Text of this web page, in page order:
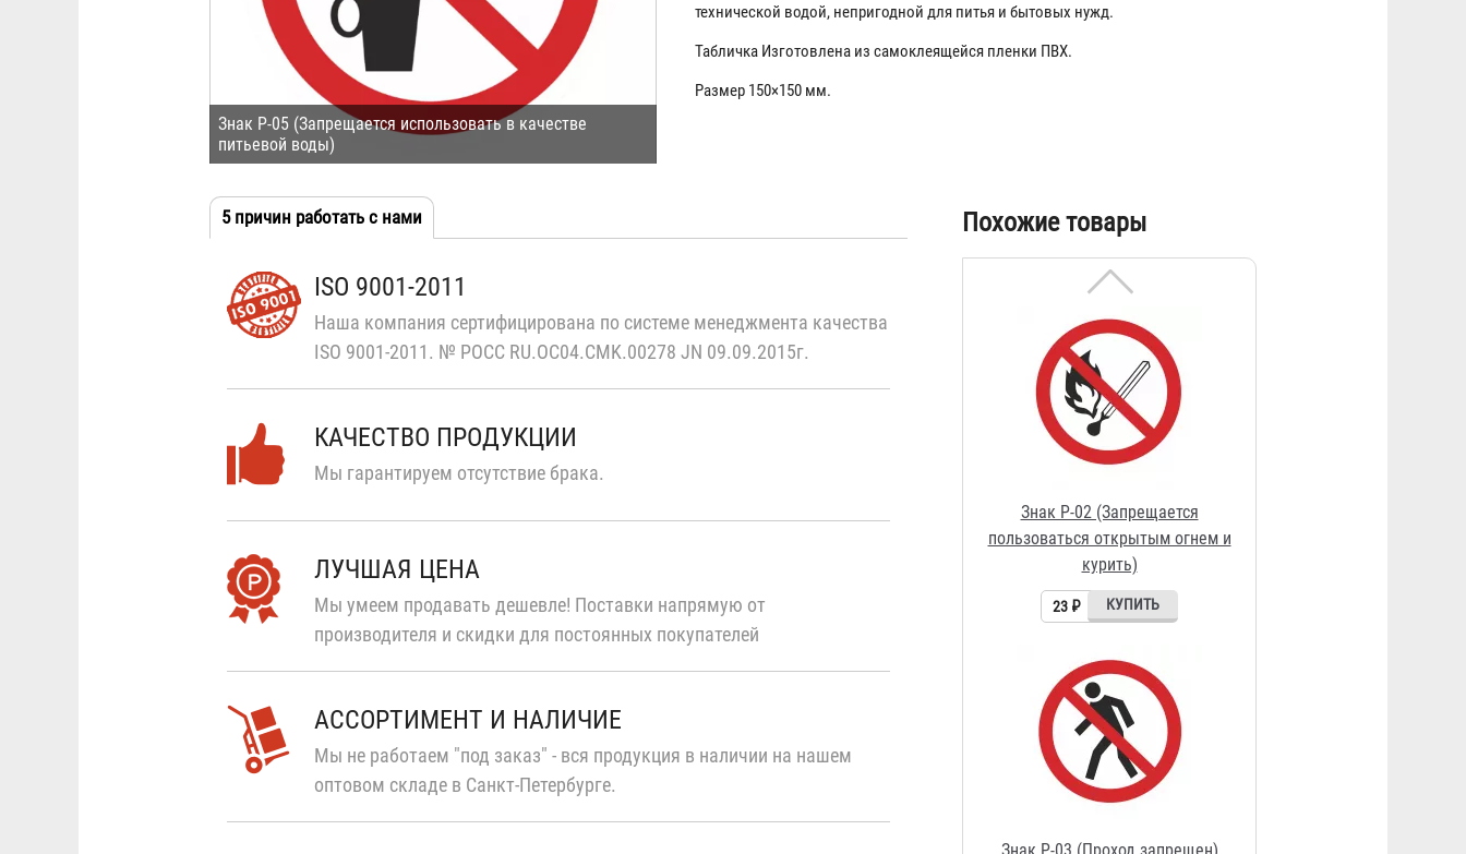
Знак P-05 (Запрещается использовать в качестве
питьевой воды)
технической водой, непригодной для питья и бытовых нужд.
Табличка Изготовлена из самоклеящейся пленки ПВХ.
Размер 150×150 мм.
Табы
5 причин работать с нами
ISO 9001-2011
Наша компания сертифицирована по системе менеджмента качества
ISO 9001-2011. № РОСС RU.OC04.CMK.00278 JN 09.09.2015г.
КАЧЕСТВО ПРОДУКЦИИ
Мы гарантируем отсутствие брака.
ЛУЧШАЯ ЦЕНА
Мы умеем продавать дешевле! Поставки напрямую от
производителя и скидки для постоянных покупателей
АССОРТИМЕНТ И НАЛИЧИЕ
Мы не работаем "под заказ" - вся продукция в наличии на нашем
оптовом складе в Санкт-Петербурге.
Похожие товары
курить)
Знак P-03 (Проход запрещен)
Знак P-04 (Запрещается тушить